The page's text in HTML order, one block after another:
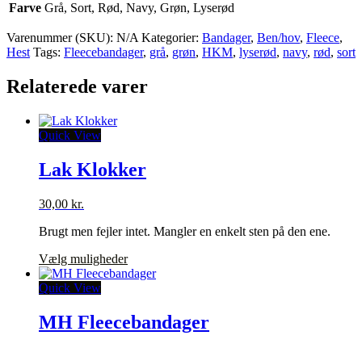
Farve Grå, Sort, Rød, Navy, Grøn, Lyserød
Varenummer (SKU): N/A Kategorier: Bandager, Ben/hov, Fleece,
Hest Tags: Fleecebandager, grå, grøn, HKM, lyserød, navy, rød, sort
Relaterede varer
Quick View
Lak Klokker
30,00 kr.
Brugt men fejler intet. Mangler en enkelt sten på den ene.
Vælg mulighederDette
vare
varianter.
Mulighederne
Quick View
MH Fleecebandager